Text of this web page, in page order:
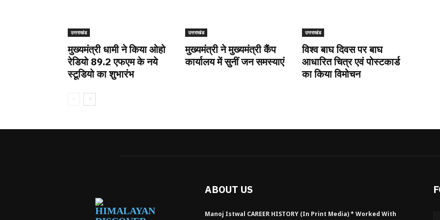
उत्तराखंड
मुख्यमंत्री धामी ने किया ओहो
रेडियो 89.2 एफएम के नये
स्टूडियो का शुभारंभ
उत्तराखंड
मुख्यमंत्री ने मुख्यमंत्री कैंप
कार्यालय में सुनीं जन समस्याएं
उत्तराखंड
विश्व बाघ दिवस पर बाघ
आधारित चित्र एवं पोस्टकार्ड
का किया विमोचन
ABOUT US
Manoj Istwal CAREER HISTORY (in Print Media) * Worked With